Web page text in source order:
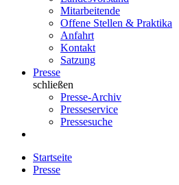
Mitarbeitende
Offene Stellen & Praktika
Anfahrt
Kontakt
Satzung
Presse
schließen
Presse-Archiv
Presseservice
Pressesuche
Startseite
Presse